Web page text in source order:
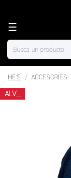
☰
HE'S ACCESORIES
ALV_